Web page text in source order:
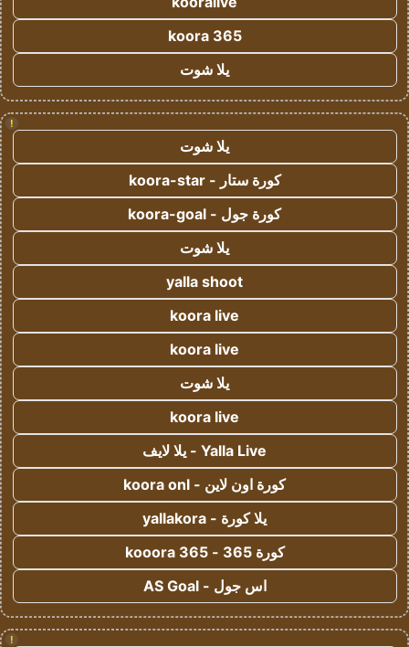
koora 365
يلا شوت
!
يلا شوت
كورة ستار - koora-star
كورة جول - koora-goal
يلا شوت
yalla shoot
koora live
koora live
يلا شوت
koora live
Yalla Live - يلا لايف
كورة اون لاين - koora onl
يلا كورة - yallakora
كورة 365 - kooora 365
اس جول - AS Goal
!